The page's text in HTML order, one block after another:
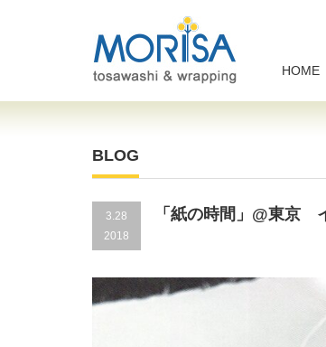
HOME
BLOG
3.28
2018
「紙の時間」@東京